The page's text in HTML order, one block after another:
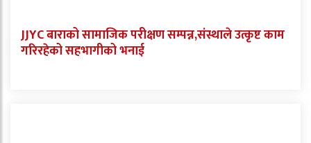
JJYC बाराको सामाजिक परीक्षण सम्पन्न,संस्थाले उत्कृष्ट काम
गरिरहेको सहभागीको भनाई